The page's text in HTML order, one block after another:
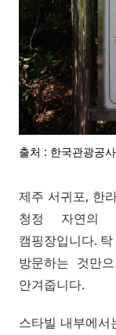
출처 : 한국관광공
제주 서귀포, 한
청정 자연의
캠핑장입니다.
방문하는 것만
안겨줍니다.
스타빌 내부에서